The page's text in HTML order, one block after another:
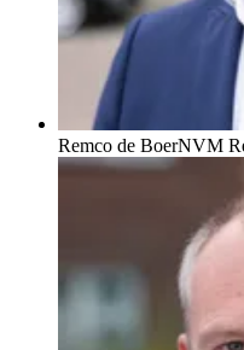
Remco de BoerNVM